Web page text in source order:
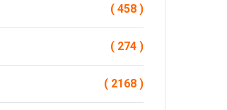
( 458 )
( 274 )
( 2168 )